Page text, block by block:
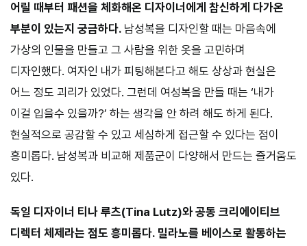
어릴 때부터 패션을 체화해온 디자이너에게 참신하게 다가온
부분이 있는지 궁금하다. 남성복을 디자인할 때는 마음속에
가상의 인물을 만들고 그 사람을 위한 옷을 고민하며
디자인했다. 여자인 내가 피팅해본다고 해도 상상과 현실은
어느 정도 괴리가 있었다. 그런데 여성복을 만들 때는 ‘내가
이걸 입을수 있을까?’ 하는 생각을 안 하려 해도 하게 된다.
현실적으로 공감할 수 있고 세심하게 접근할 수 있다는 점이
흥미롭다. 남성복과 비교해 제품군이 다양해서 만드는 즐거움도
있다.
독일 디자이너 티나 루츠(Tina Lutz)와 공동 크리에이티브
디렉터 체제라는 점도 흥미롭다. 밀라노를 베이스로 활동하는